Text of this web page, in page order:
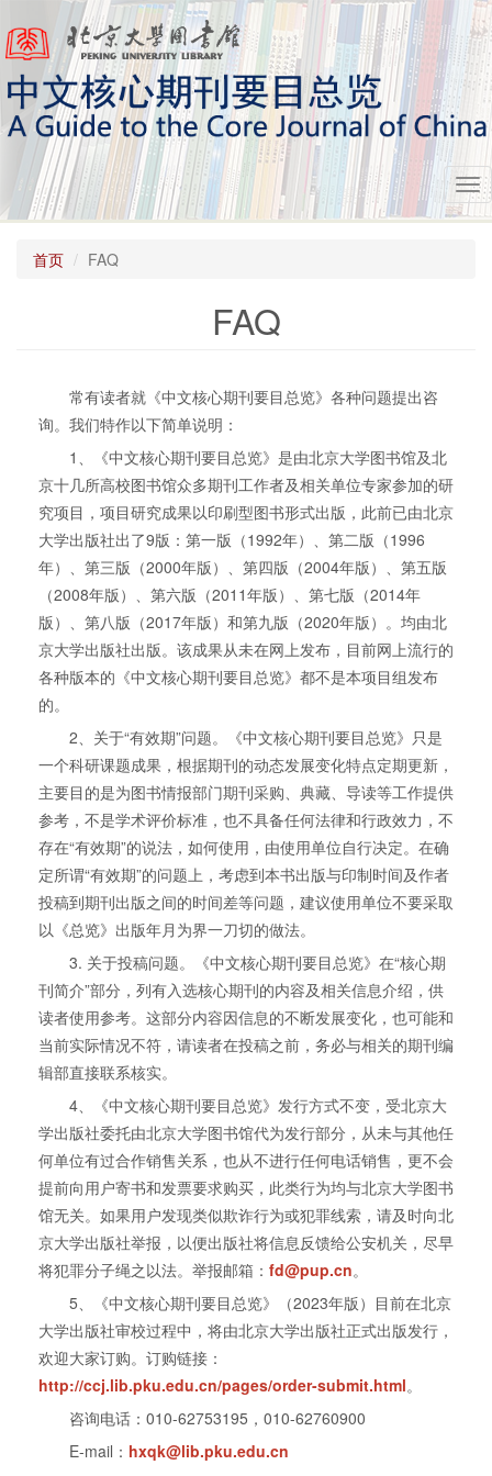
跳转到主要内容
首页 FAQ
FAQ
常有读者就《中文核心期刊要目总览》各种问题提出咨
询。我们特作以下简单说明：
1、《中文核心期刊要目总览》是由北京大学图书馆及北
京十几所高校图书馆众多期刊工作者及相关单位专家参加的研
究项目，项目研究成果以印刷型图书形式出版，此前已由北京
大学出版社出了9版：第一版（1992年）、第二版（1996
年）、第三版（2000年版）、第四版（2004年版）、第五版
（2008年版）、第六版（2011年版）、第七版（2014年
版）、第八版（2017年版）和第九版（2020年版）。均由北
京大学出版社出版。该成果从未在网上发布，目前网上流行的
各种版本的《中文核心期刊要目总览》都不是本项目组发布
的。
2、关于“有效期”问题。《中文核心期刊要目总览》只是
一个科研课题成果，根据期刊的动态发展变化特点定期更新，
主要目的是为图书情报部门期刊采购、典藏、导读等工作提供
参考，不是学术评价标准，也不具备任何法律和行政效力，不
存在“有效期”的说法，如何使用，由使用单位自行决定。在确
定所谓“有效期”的问题上，考虑到本书出版与印制时间及作者
投稿到期刊出版之间的时间差等问题，建议使用单位不要采取
以《总览》出版年月为界一刀切的做法。
3. 关于投稿问题。《中文核心期刊要目总览》在“核心期
刊简介”部分，列有入选核心期刊的内容及相关信息介绍，供
读者使用参考。这部分内容因信息的不断发展变化，也可能和
当前实际情况不符，请读者在投稿之前，务必与相关的期刊编
辑部直接联系核实。
4、《中文核心期刊要目总览》发行方式不变，受北京大
学出版社委托由北京大学图书馆代为发行部分，从未与其他任
何单位有过合作销售关系，也从不进行任何电话销售，更不会
提前向用户寄书和发票要求购买，此类行为均与北京大学图书
馆无关。如果用户发现类似欺诈行为或犯罪线索，请及时向北
京大学出版社举报，以便出版社将信息反馈给公安机关，尽早
将犯罪分子绳之以法。举报邮箱： fd@pup.cn。
5、《中文核心期刊要目总览》（2023年版）目前在北京
大学出版社审校过程中，将由北京大学出版社正式出版发行，
欢迎大家订购。订购链接：
http://ccj.lib.pku.edu.cn/pages/order-submit.html。
咨询电话：010-62753195，010-62760900
E-mail： hxqk@lib.pku.edu.cn